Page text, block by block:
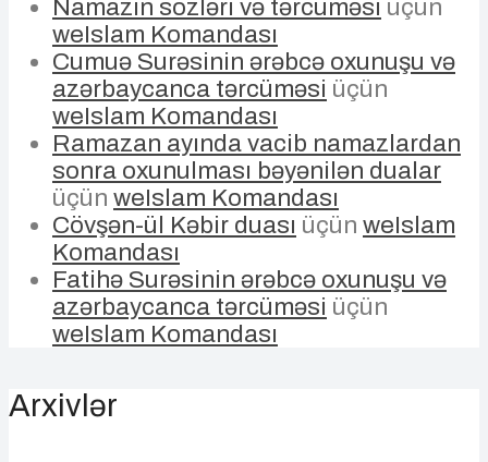
Namazın sözləri və tərcüməsi üçün
weIslam Komandası
Cumuə Surəsinin ərəbcə oxunuşu və
azərbaycanca tərcüməsi üçün
weIslam Komandası
Ramazan ayında vacib namazlardan
sonra oxunulması bəyənilən dualar
üçün weIslam Komandası
Cövşən-ül Kəbir duası üçün weIslam
Komandası
Fatihə Surəsinin ərəbcə oxunuşu və
azərbaycanca tərcüməsi üçün
weIslam Komandası
Arxivlər